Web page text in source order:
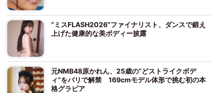
“ミスFLASH2026”ファイナリスト、ダンスで鍛え
上げた健康的な美ボディー披露
元NMB48原かれん、25歳の“どストライクボデ
ィ”をバリで解禁 169cmモデル体形で挑む初の本
格グラビア